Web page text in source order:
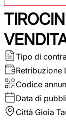
Tipo di
Retribuzione
Codice
Data di
Città Gioia